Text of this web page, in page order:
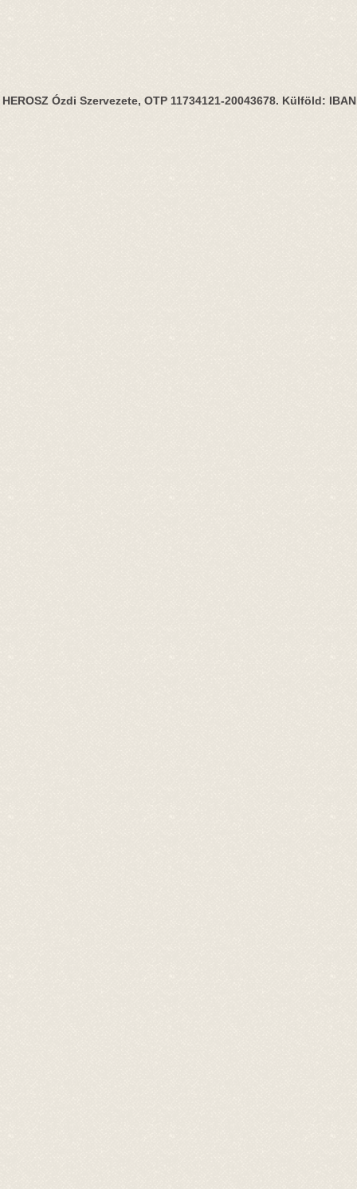
HEROSZ Ózdi Szervezete, OTP 11734121-20043678. Külföld: